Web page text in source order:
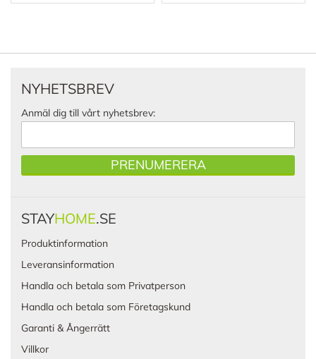
NYHETSBREV
Anmäl dig till vårt nyhetsbrev:
PRENUMERERA
STAYHOME.SE
Produktinformation
Leveransinformation
Handla och betala som Privatperson
Handla och betala som Företagskund
Garanti & Ångerrätt
Villkor